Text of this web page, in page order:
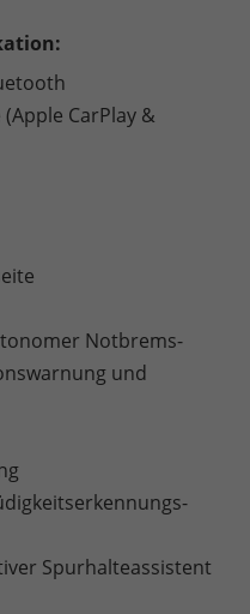
CarPlay &
Notbrems-
und
Spurhalteassistent